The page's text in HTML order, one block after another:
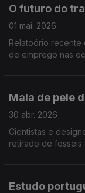
O futuro do
01 mai. 2026
Relatoório recente do FMI concluiu que uma
de emprego nas
Mala de pele
30 abr. 2026
Cientistas e
retirado de fosseis
Estudo